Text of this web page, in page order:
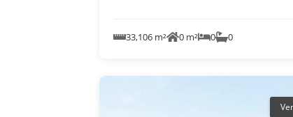
33,106 m² 0 m² 0 0